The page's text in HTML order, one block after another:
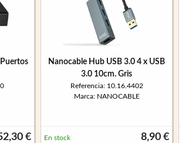
€
Nanocable Hub USB 3.0 4 x USB
3.0 10cm. Gris
Referencia: 10.16.4402
Marca: NANOCABLE
8,90 €
En stock